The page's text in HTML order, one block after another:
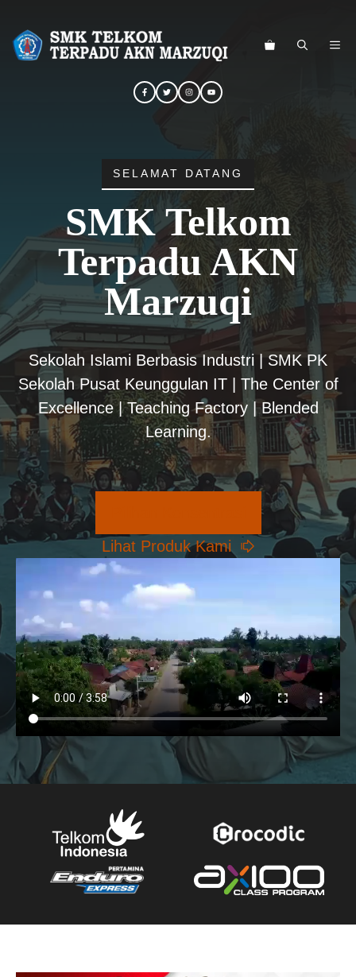
SELAMAT DATANG
SMK Telkom
Terpadu AKN
Marzuqi
Sekolah Islami Berbasis Industri | SMK PK
Sekolah Pusat Keunggulan IT | The Center of
Excellence | Teaching Factory | Blended
Learning.
Lihat Produk Kami